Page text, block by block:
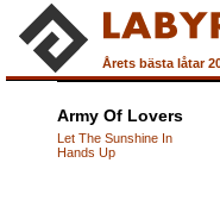
Årets bästa låtar
Army Of Lovers
Let The Sunshine In
Hands Up